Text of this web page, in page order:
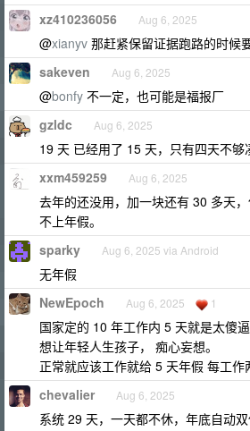
xz410236056 Aug 6, 2025
@xianyv 那赶紧保留证据跑路的时候
sakeven Aug 6, 2025
@bonfy 不一定，也可能是福报厂
gzldc Aug 6, 2025
19 天 已经用了 15 天，只有四天不够
xxm459259 Aug 6, 2025
去年的还没用，加一块还有 30 多天
不上年假。
sparky Aug 6, 2025 via Android
无年假
NewEpoch Aug 6, 2025 1
国家定的 10 年工作内 5 天就是太傻
想让年轻人生孩子， 痴心妄想。
正常就应该工作就给 5 天年假 每工作
chevalier Aug 6, 2025
系统 29 天，一天都不休，年底自动